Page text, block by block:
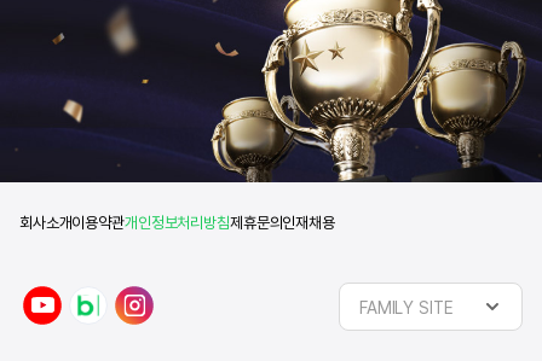
회사소개이용약관개인정보처리방침제휴문의 인재채용
n
a
FAMILY SITE